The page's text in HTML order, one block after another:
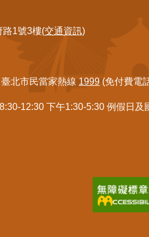
路1號3樓(交通資訊)
北市民當家熱線 1999 (免付費電
12:30 下午1:30-5:30 例假日及